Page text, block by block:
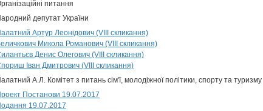
питання
депутат України
Артур Леонідович (VIII скликання)
Микола Романович (VIII скликання)
Денис Олегович (VIII скликання)
Іван Дмитрович (VIII скликання)
А.Л. Комітет з питань сім'ї, молодіжної політики, спорту та туризму
Постанови 19.07.2017
19.07.2017